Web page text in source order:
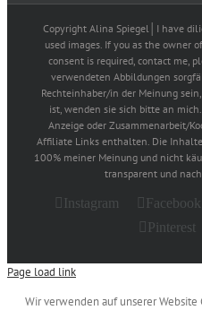
Copyright Alina Spiegel│I have
used images. If you as the owner
consent is required, contact me,
verwendeten Abbildungen
Rechteinhaber/in der Meinung
ist, wenden sie sich bitte an
Anzeige oder Zusammenarbeit/
Affiliate Links enthalten. Die
100% meiner Meinung und nicht
transparent und
Instagram Facebook
Pinterest
Page load link
Wir verwenden auf unserer